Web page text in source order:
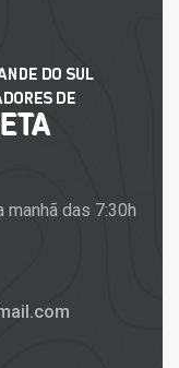
das 7:30h